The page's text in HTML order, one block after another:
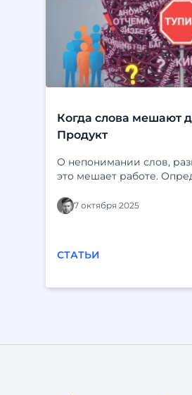
Когда слова мешают
Продукт
О непонимании слов,
это мешает работе.
7 октября 2025
СТАТЬИ